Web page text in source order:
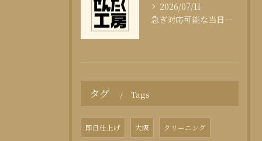
2026/07/11
急ぎ対応可能な当日クリーニングの実態
タグ Tags
即日仕上げ 大阪 クリーニング